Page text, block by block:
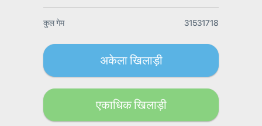
कुल गेम 31531718
अकेला खिलाड़ी
एकाधिक खिलाड़ी